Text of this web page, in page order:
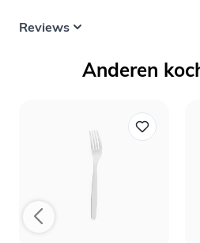
Reviews
Anderen